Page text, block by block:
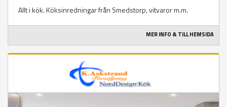
Allt i kök. Köksinredningar från Smedstorp, vitvaror m.m.
MER INFO & TILL HEMSIDA